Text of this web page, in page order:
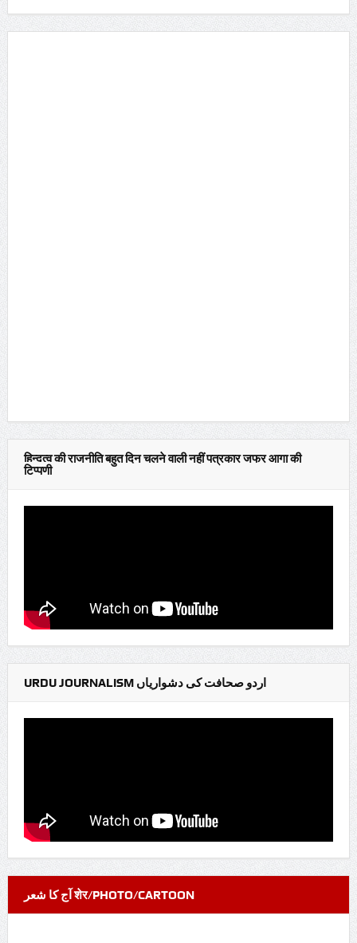
हिन्दुत्व की राजनीति बहुत दिन चलने वाली नहीं पत्रकार जफर आगा की
टिप्पणी
URDU JOURNALISM اردو صحافت کی دشواریاں
آج کا شعر शेर/PHOTO/CARTOON